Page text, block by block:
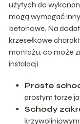
użytych do
mogą wymagać
betonowe. Na
krzesełkowe
montażu, co może
instalacji.
Proste
prostym torze
Schody